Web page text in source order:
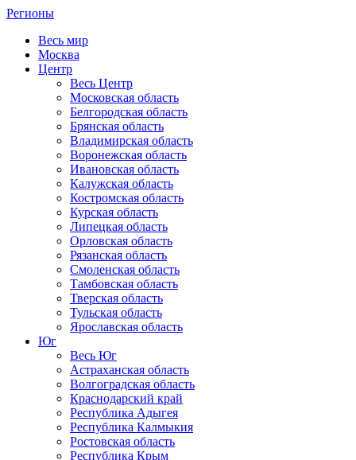
Регионы
Весь мир
Москва
Центр
Весь Центр
Московская область
Белгородская область
Брянская область
Владимирская область
Воронежская область
Ивановская область
Калужская область
Костромская область
Курская область
Липецкая область
Орловская область
Рязанская область
Смоленская область
Тамбовская область
Тверская область
Тульская область
Ярославская область
Юг
Весь Юг
Астраханская область
Волгоградская область
Краснодарский край
Республика Адыгея
Республика Калмыкия
Ростовская область
Республика Крым